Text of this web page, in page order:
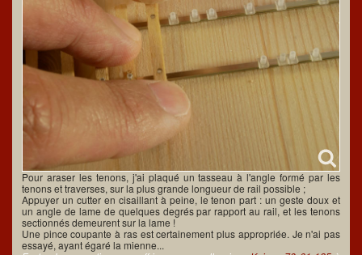
Pour araser les tenons, j'ai plaqué un tasseau à l'angle formé par les
tenons et traverses, sur la plus grande longueur de rail possible ;
Appuyer un cutter en cisaillant à peine, le tenon part : un geste doux et
un angle de lame de quelques degrés par rapport au rail, et les tenons
sectionnés demeurent sur la lame !
Une pince coupante à ras est certainement plus appropriée. Je n'ai pas
essayé, ayant égaré la mienne...